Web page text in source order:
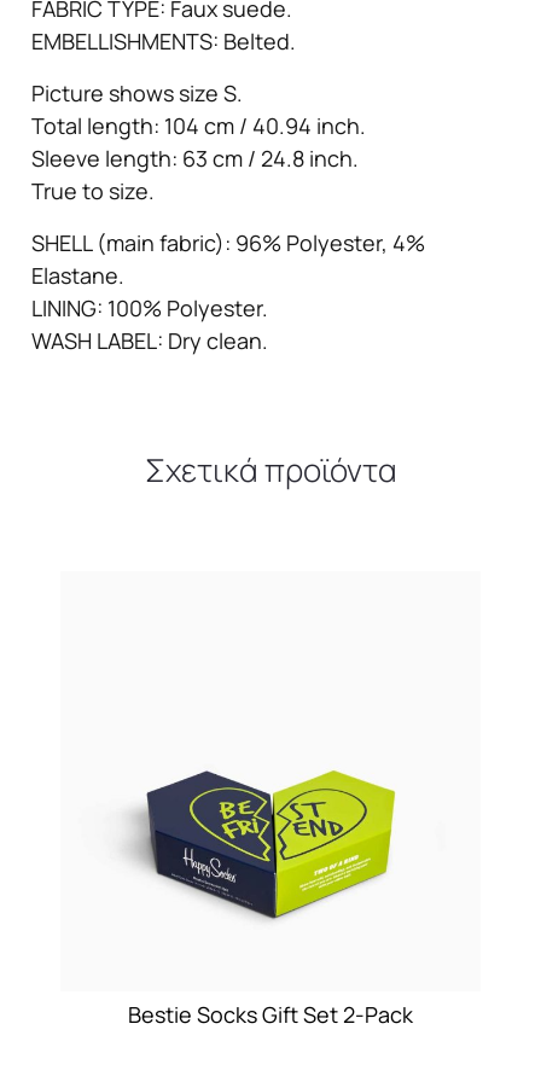
FABRIC TYPE: Faux suede.
EMBELLISHMENTS: Belted.
Picture shows size S.
Total length: 104 cm / 40.94 inch.
Sleeve length: 63 cm / 24.8 inch.
True to size.
SHELL (main fabric): 96% Polyester, 4%
Elastane.
LINING: 100% Polyester.
WASH LABEL: Dry clean.
Σχετικά προϊόντα
Bestie Socks Gift Set 2-Pack